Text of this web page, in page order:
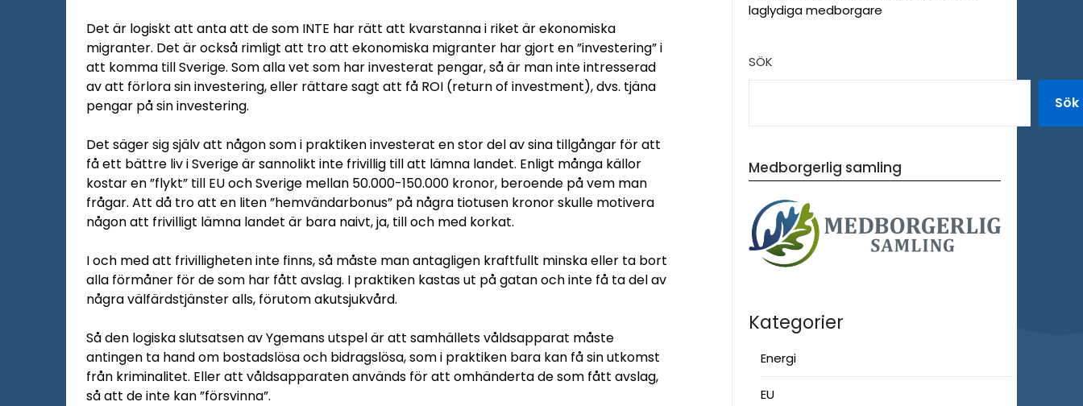
Det är logiskt att anta att de som INTE har rätt att kvarstanna i riket är ekonomiska
migranter. Det är också rimligt att tro att ekonomiska migranter har gjort en ”investering” i
att komma till Sverige. Som alla vet som har investerat pengar, så är man inte intresserad
av att förlora sin investering, eller rättare sagt att få ROI (return of investment), dvs. tjäna
pengar på sin investering.
Det säger sig själv att någon som i praktiken investerat en stor del av sina tillgångar för att
få ett bättre liv i Sverige är sannolikt inte frivillig till att lämna landet. Enligt många källor
kostar en ”flykt” till EU och Sverige mellan 50.000-150.000 kronor, beroende på vem man
frågar. Att då tro att en liten ”hemvändarbonus” på några tiotusen kronor skulle motivera
någon att frivilligt lämna landet är bara naivt, ja, till och med korkat.
I och med att frivilligheten inte finns, så måste man antagligen kraftfullt minska eller ta bort
alla förmåner för de som har fått avslag. I praktiken kastas ut på gatan och inte få ta del av
några välfärdstjänster alls, förutom akutsjukvård.
Så den logiska slutsatsen av Ygemans utspel är att samhällets våldsapparat måste
antingen ta hand om bostadslösa och bidragslösa, som i praktiken bara kan få sin utkomst
från kriminalitet. Eller att våldsapparaten används för att omhänderta de som fått avslag,
så att de inte kan ”försvinna”.
laglydiga medborgare
SÖK
Sök
Medborgerlig samling
Kategorier
Energi
EU